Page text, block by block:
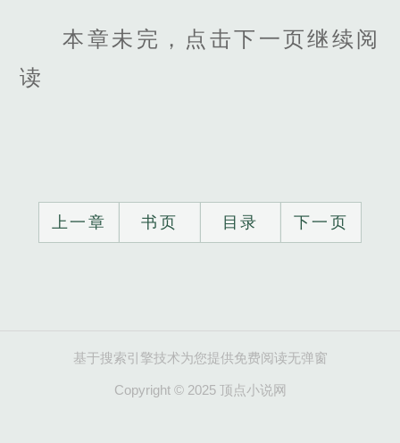
本章未完，点击下一页继续阅
读
上一章 书页 目录 下一页
基于搜索引擎技术为您提供免费阅读无弹窗
Copyright © 2025 顶点小说网